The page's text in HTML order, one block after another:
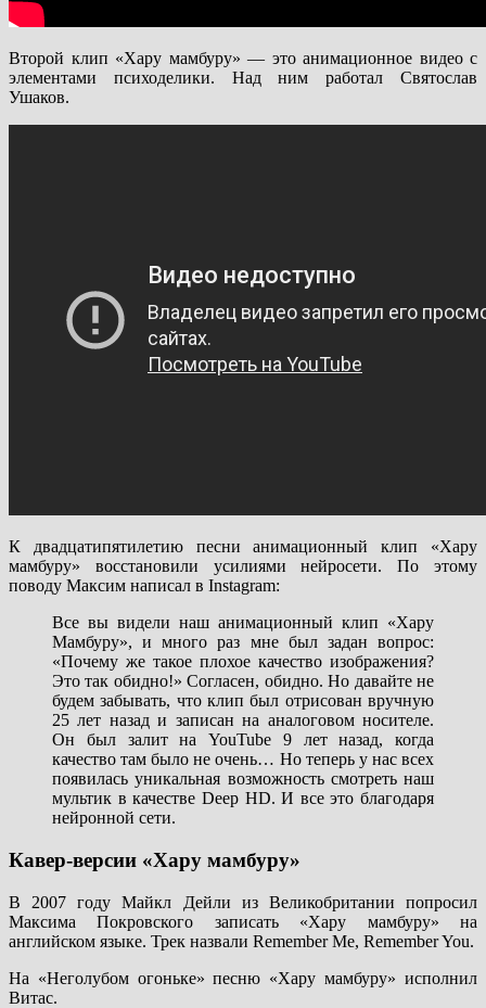
Второй клип «Хару мамбуру» — это анимационное видео с
элементами психоделики. Над ним работал Святослав
Ушаков.
К двадцатипятилетию песни анимационный клип «Хару
мамбуру» восстановили усилиями нейросети. По этому
поводу Максим написал в Instagram:
Все вы видели наш анимационный клип «Хару
Мамбуру», и много раз мне был задан вопрос:
«Почему же такое плохое качество изображения?
Это так обидно!» Согласен, обидно. Но давайте не
будем забывать, что клип был отрисован вручную
25 лет назад и записан на аналоговом носителе.
Он был залит на YouTube 9 лет назад, когда
качество там было не очень… Но теперь у нас всех
появилась уникальная возможность смотреть наш
мультик в качестве Deep HD. И все это благодаря
нейронной сети.
Кавер-версии «Хару мамбуру»
В 2007 году Майкл Дейли из Великобритании попросил
Максима Покровского записать «Хару мамбуру» на
английском языке. Трек назвали Remember Me, Remember You.
На «Неголубом огоньке» песню «Хару мамбуру» исполнил
Витас.